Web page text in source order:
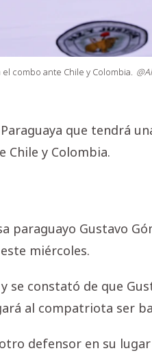
combo ante Chile y Colombia.
que tendrá
Chile y Colombia.
paraguayo Gustavo
miércoles.
se constató de que
al compatriota ser
defensor en su